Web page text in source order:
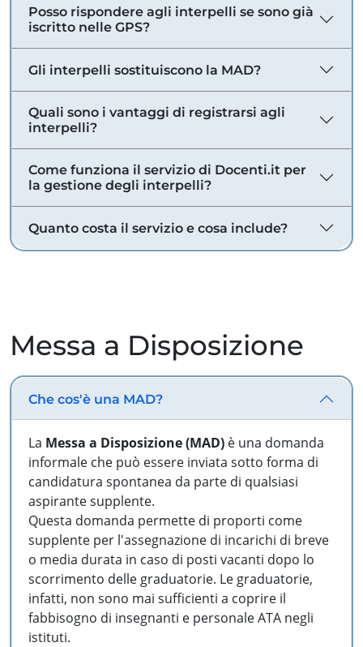
Posso rispondere agli interpelli se sono già
iscritto nelle GPS?
Gli interpelli sostituiscono la MAD?
Quali sono i vantaggi di registrarsi agli
interpelli?
Come funziona il servizio di Docenti.it per
la gestione degli interpelli?
Quanto costa il servizio e cosa include?
Messa a Disposizione
Che cos'è una MAD?
La Messa a Disposizione (MAD) è una domanda
informale che può essere inviata sotto forma di
candidatura spontanea da parte di qualsiasi
aspirante supplente.
Questa domanda permette di proporti come
supplente per l'assegnazione di incarichi di breve
o media durata in caso di posti vacanti dopo lo
scorrimento delle graduatorie. Le graduatorie,
infatti, non sono mai sufficienti a coprire il
fabbisogno di insegnanti e personale ATA negli
istituti.